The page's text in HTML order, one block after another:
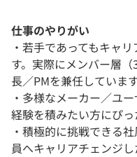
仕事のやりがい
・若手であってもキャ
す。実際にメンバー層
長／PMを兼任しています
・多様なメーカー／ユ
経験を積みたい方にぴっ
・積極的に挑戦できる
員へキャリアチェンジし